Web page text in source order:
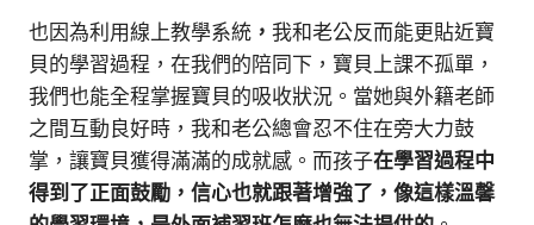
也因為利用線上教學系統 ， 我和老公反而能更貼近寶
貝的學習過程，在我們的陪同下，寶貝上課不孤單，
我們也能全程掌握寶貝的吸收狀況。當她與外籍老師
之間互動良好時，我和老公總會忍不住在旁大力鼓
掌，讓寶貝獲得滿滿的成就感。而孩子在學習過程中
得到了正面鼓勵，信心也就跟著增強了，像這樣溫馨